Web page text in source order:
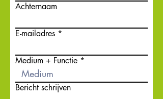
Achternaam
E-mailadres
Medium + Functie
Bericht schrijven